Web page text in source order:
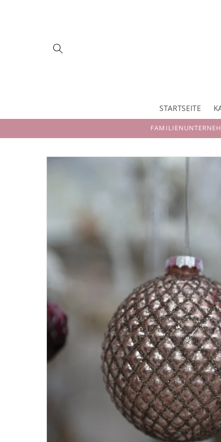
STARTSEITE